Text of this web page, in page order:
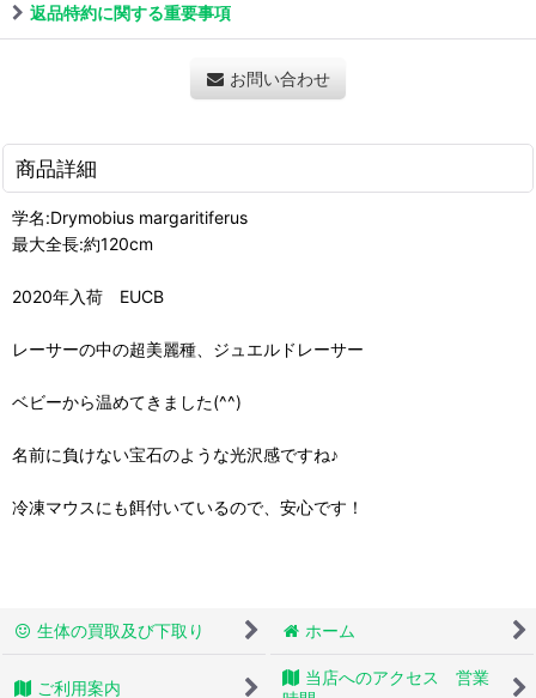
返品特約に関する重要事項
お問い合わせ
商品詳細
学名:Drymobius margaritiferus
最大全長:約120cm
2020年入荷 EUCB
レーサーの中の超美麗種、ジュエルドレーサー
ベビーから温めてきました(^^)
名前に負けない宝石のような光沢感ですね♪
冷凍マウスにも餌付いているので、安心です！
生体の買取及び下取り ホーム
ご利用案内
当店へのアクセス 営業